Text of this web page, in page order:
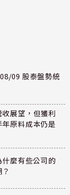
09 股泰盤勢統
展望，但獲利
原料成本仍是
麼有些公司的